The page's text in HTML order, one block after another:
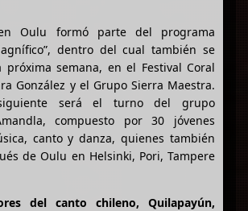
Oulu formó parte del programa
dentro del cual también se
próxima semana, en el Festival Coral
González y el Grupo Sierra Maestra.
será el turno del grupo
compuesto por 30 jóvenes
canto y danza, quienes también
de Oulu en Helsinki, Pori, Tampere
del canto chileno, Quilapayún,